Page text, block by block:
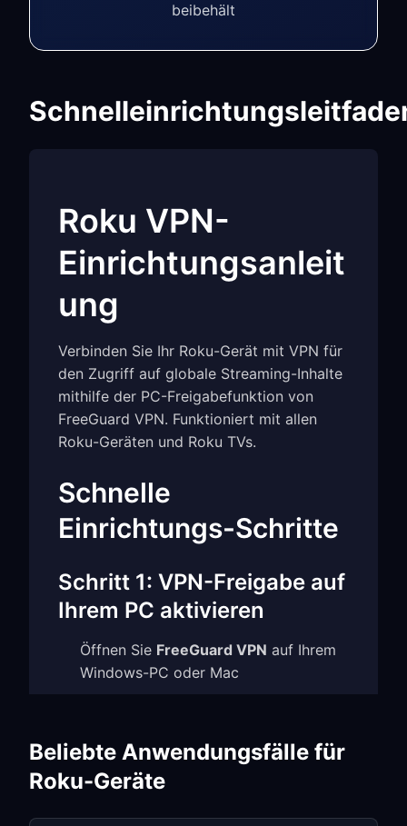
beibehält
Roku VPN-
Einrichtungsanleit
ung
Verbinden Sie Ihr Roku-Gerät mit VPN für
den Zugriff auf globale Streaming-Inhalte
mithilfe der PC-Freigabefunktion von
FreeGuard VPN. Funktioniert mit allen
Roku-Geräten und Roku TVs.
Schnelle
Einrichtungs-Schritte
Schritt 1: VPN-Freigabe auf
Ihrem PC aktivieren
Öffnen Sie FreeGuard VPN auf Ihrem
Windows-PC oder Mac
Aktivieren SieAllow LAN Access
Notieren Sie sich die
Beliebte Anwendungsfälle für
Roku-Geräte